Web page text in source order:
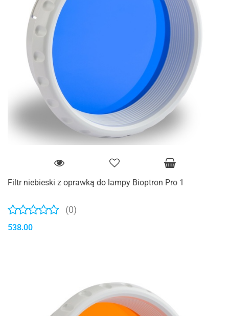
Filtr niebieski z oprawką do lampy Bioptron Pro 1
(0)
538.00